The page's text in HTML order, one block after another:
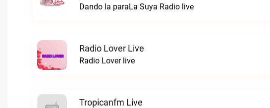
Dando la paraLa Suya Radio live
Radio Lover Live
Radio Lover live
Tropicanfm Live